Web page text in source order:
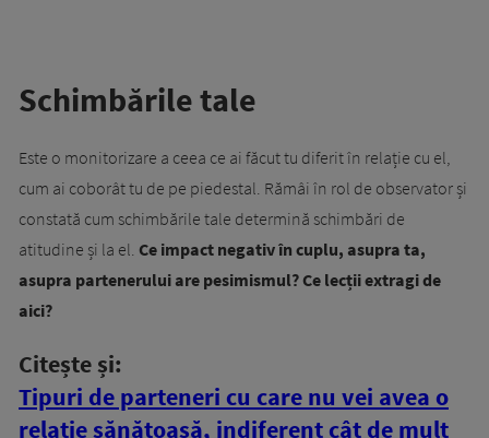
Schimbările tale
Este o monitorizare a ceea ce ai făcut tu diferit în relație cu el,
cum ai coborât tu de pe piedestal. Rămâi în rol de observator și
constată cum schimbările tale determină schimbări de
atitudine și la el. Ce impact negativ în cuplu, asupra ta,
asupra partenerului are pesimismul? Ce lecții extragi de
aici?
Citește și:
Tipuri de parteneri cu care nu vei avea o
relație sănătoasă, indiferent cât de mult